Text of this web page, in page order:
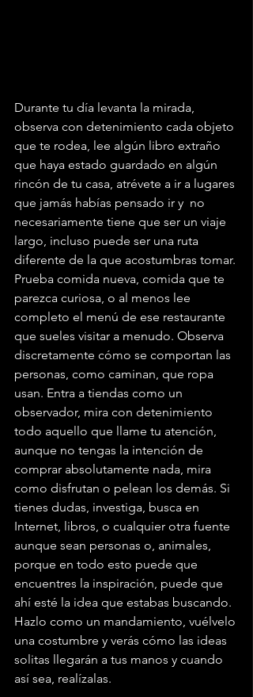
Durante tu día levanta la mirada,
observa con detenimiento cada objeto
que te rodea, lee algún libro extraño
que haya estado guardado en algún
rincón de tu casa, atrévete a ir a lugares
que jamás habías pensado ir y  no
necesariamente tiene que ser un viaje
largo, incluso puede ser una ruta
diferente de la que acostumbras tomar.
Prueba comida nueva, comida que te
parezca curiosa, o al menos lee
completo el menú de ese restaurante
que sueles visitar a menudo. Observa
discretamente cómo se comportan las
personas, como caminan, que ropa
usan. Entra a tiendas como un
observador, mira con detenimiento
todo aquello que llame tu atención,
aunque no tengas la intención de
comprar absolutamente nada, mira
como disfrutan o pelean los demás. Si
tienes dudas, investiga, busca en
Internet, libros, o cualquier otra fuente
aunque sean personas o, animales,
porque en todo esto puede que
encuentres la inspiración, puede que
ahí esté la idea que estabas buscando.
Hazlo como un mandamiento, vuélvelo
una costumbre y verás cómo las ideas
solitas llegarán a tus manos y cuando
así sea, realízalas.